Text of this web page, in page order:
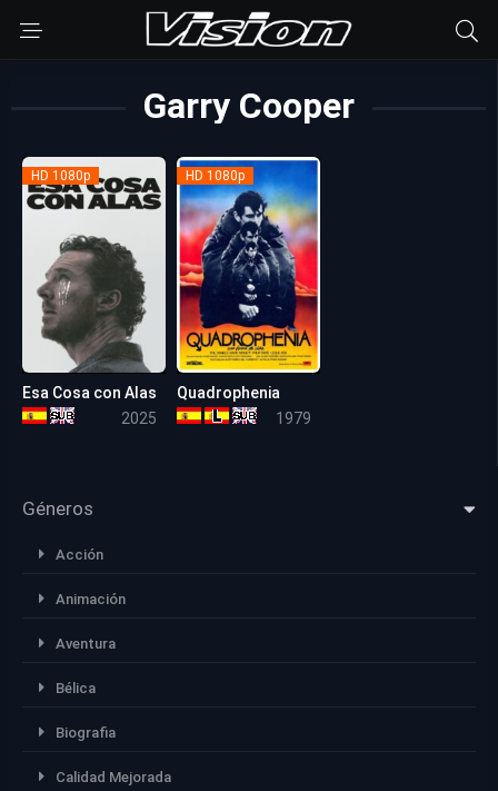
Garry Cooper
HD 1080p
Esa Cosa con Alas
2025
HD 1080p
Quadrophenia
1979
Géneros
Acción
Animación
Aventura
Bélica
Biografia
Calidad Mejorada